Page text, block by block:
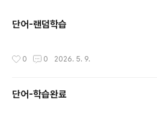
단어-랜덤학습
0 0 2026. 5. 9.
단어-학습완료